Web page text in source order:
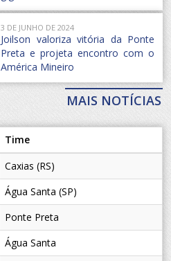
3 DE JUNHO DE 2024
Joilson valoriza vitória da Ponte
Preta e projeta encontro com o
América Mineiro
MAIS NOTÍCIAS
Time
Caxias (RS)
Água Santa (SP)
Ponte Preta
Água Santa